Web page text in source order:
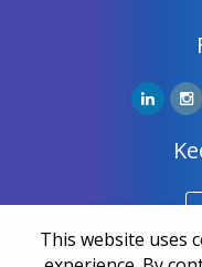
This website uses